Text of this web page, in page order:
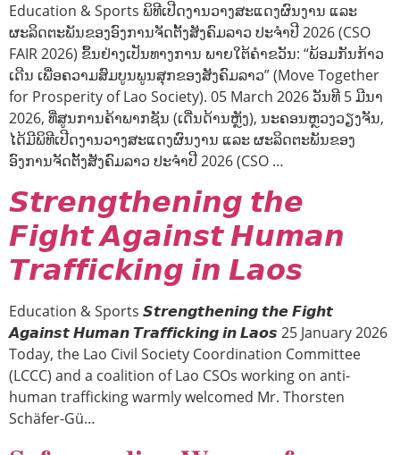
Education & Sports ພິທີເປີດງານວາງສະແດງຜົນງານ ແລະ
ຜະລິດຕະພັນຂອງອົງການຈັດຕັ້ງສັງຄົມລາວ ປະຈຳປີ 2026 (CSO
FAIR 2026) ຂຶ້ນຢ່າງເປັນທາງການ ພາຍໃຕ້ຄຳຂວັນ: “ພ້ອມກັນກ້າວ
ເດີນ ເພື່ອຄວາມສົມບູນພູນສຸກຂອງສັງຄົມລາວ” (Move Together
for Prosperity of Lao Society). 05 March 2026 ວັນທີ 5 ມີນາ
2026, ທີ່ສູນການຄ້າພາກຊັນ (ເດີ່ນດ້ານຫຼັງ), ນະຄອນຫຼວງວຽງຈັນ,
ໄດ້ມີພິທີເປີດງານວາງສະແດງຜົນງານ ແລະ ຜະລິດຕະພັນຂອງ
ອົງການຈັດຕັ້ງສັງຄົມລາວ ປະຈຳປີ 2026 (CSO …
𝙎𝙩𝙧𝙚𝙣𝙜𝙩𝙝𝙚𝙣𝙞𝙣𝙜 𝙩𝙝𝙚
𝙁𝙞𝙜𝙝𝙩 𝘼𝙜𝙖𝙞𝙣𝙨𝙩 𝙃𝙪𝙢𝙖𝙣
𝙏𝙧𝙖𝙛𝙛𝙞𝙘𝙠𝙞𝙣𝙜 𝙞𝙣 𝙇𝙖𝙤𝙨
Education & Sports 𝙎𝙩𝙧𝙚𝙣𝙜𝙩𝙝𝙚𝙣𝙞𝙣𝙜 𝙩𝙝𝙚 𝙁𝙞𝙜𝙝𝙩
𝘼𝙜𝙖𝙞𝙣𝙨𝙩 𝙃𝙪𝙢𝙖𝙣 𝙏𝙧𝙖𝙛𝙛𝙞𝙘𝙠𝙞𝙣𝙜 𝙞𝙣 𝙇𝙖𝙤𝙨 25 January 2026
Today, the Lao Civil Society Coordination Committee
(LCCC) and a coalition of Lao CSOs working on anti-
human trafficking warmly welcomed Mr. Thorsten
Schäfer-Gü…